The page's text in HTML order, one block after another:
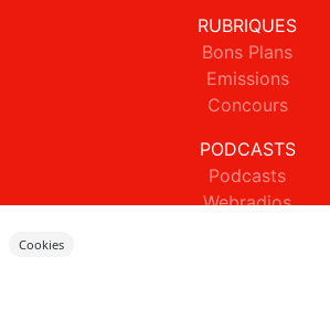
RUBRIQUES
Bons Plans
Emissions
Concours
PODCASTS
Podcasts
Webradios
Cookies